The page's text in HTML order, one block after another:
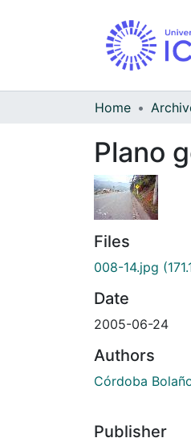
Home
Plano
Files
008-14.jpg
Date
2005-06-24
Authors
Córdoba
Publisher